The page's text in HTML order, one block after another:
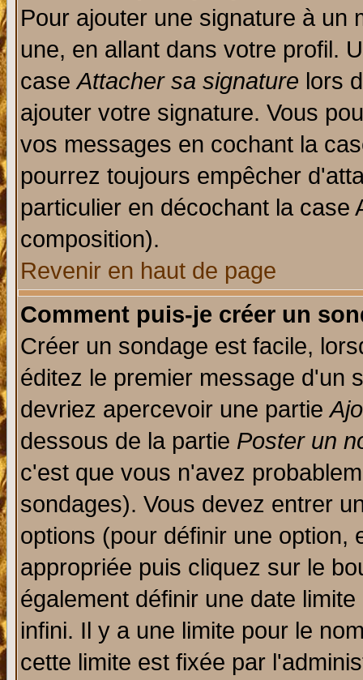
Pour ajouter une signature à un
une, en allant dans votre profil.
caseAttacher sa signature lors
ajouter votre signature. Vous
vos messages en cochant la
pourrez toujours empêcher
particulier en décochant la
composition).
Revenir en haut de page
Comment puis-je créer un
Créer un sondage est facile,
éditez le premier message d'un
devriez apercevoir une partie
dessous de la partie Poster un
c'est que vous n'avez
sondages). Vous devez entrer
options (pour définir une option,
appropriée puis cliquez sur le
également définir une date
infini. Il y a une limite pour le
cette limite est fixée par